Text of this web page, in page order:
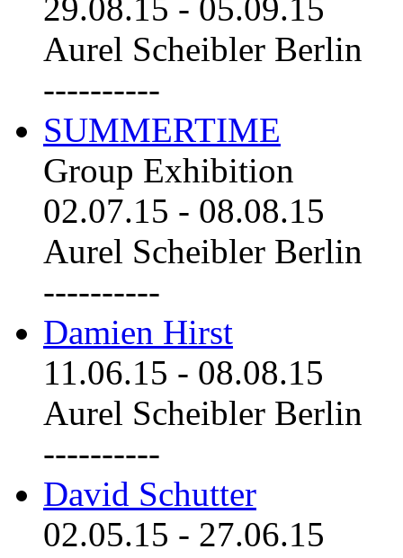
29.08.15 - 05.09.15
Aurel Scheibler Berlin
----------
SUMMERTIME
Group Exhibition
02.07.15 - 08.08.15
Aurel Scheibler Berlin
----------
Damien Hirst
11.06.15 - 08.08.15
Aurel Scheibler Berlin
----------
David Schutter
02.05.15 - 27.06.15